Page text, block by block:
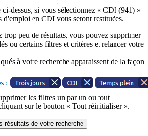
ci-dessus, si vous sélectionnez « CDI (941) »
d'emploi en CDI vous seront restituées.
trop peu de résultats, vous pouvez supprimer
ou certains filtres et critères et relancer votre
à votre recherche apparaissent de la façon
les filtres un par un ou tout
sur le bouton « Tout réinitialiser ».
résultats de votre recherche